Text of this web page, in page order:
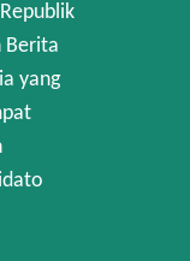
Berita
yang